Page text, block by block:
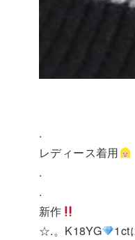
.
レディース着用
.
.
新作
☆.。K18YG
1ct